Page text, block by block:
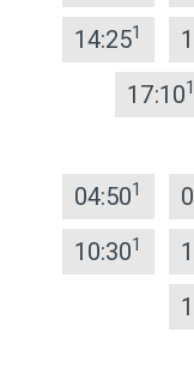
14:251
17:101
04:501
10:301